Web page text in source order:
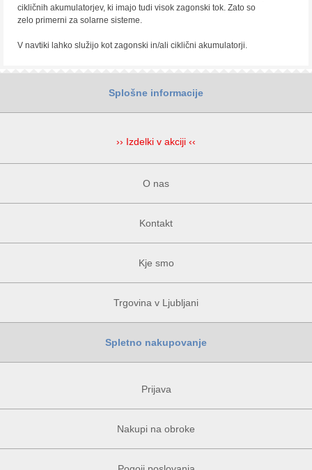
cikličnih akumulatorjev, ki imajo tudi visok zagonski tok. Zato so
zelo primerni za solarne sisteme.
V navtiki lahko služijo kot zagonski in/ali ciklični akumulatorji.
Splošne informacije
›› Izdelki v akciji ‹‹
O nas
Kontakt
Kje smo
Trgovina v Ljubljani
Spletno nakupovanje
Prijava
Nakupi na obroke